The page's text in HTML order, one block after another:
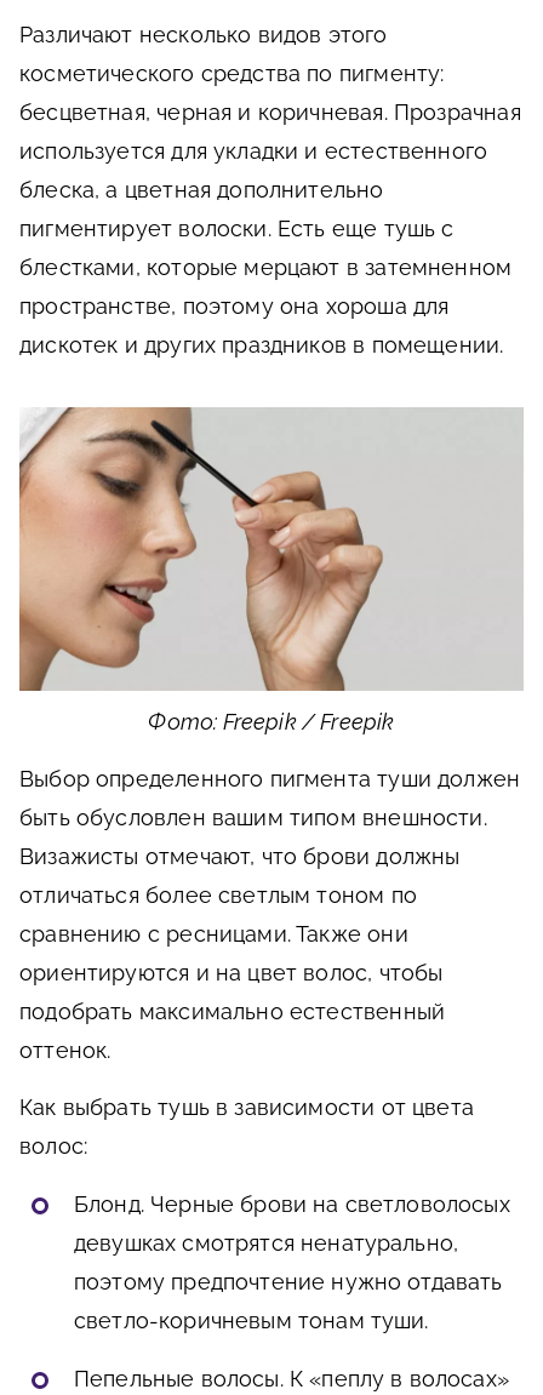
Различают несколько видов этого
косметического средства по пигменту:
бесцветная, черная и коричневая. Прозрачная
используется для укладки и естественного
блеска, а цветная дополнительно
пигментирует волоски. Есть еще тушь с
блестками, которые мерцают в затемненном
пространстве, поэтому она хороша для
дискотек и других праздников в помещении.
Фото: Freepik / Freepik
Выбор определенного пигмента туши должен
быть обусловлен вашим типом внешности.
Визажисты отмечают, что брови должны
отличаться более светлым тоном по
сравнению с ресницами. Также они
ориентируются и на цвет волос, чтобы
подобрать максимально естественный
оттенок.
Как выбрать тушь в зависимости от цвета
волос:
Блонд. Черные брови на светловолосых
девушках смотрятся ненатурально,
поэтому предпочтение нужно отдавать
светло-коричневым тонам туши.
Пепельные волосы. К «пеплу в волосах»